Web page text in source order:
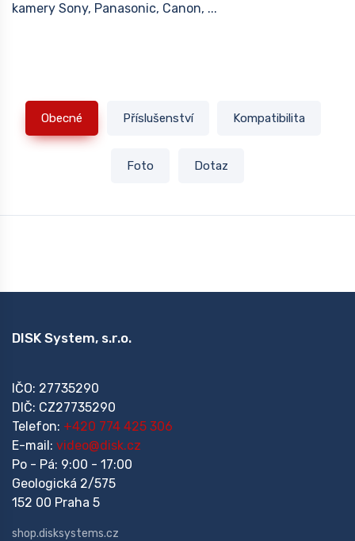
kamery Sony, Panasonic, Canon, ...
Obecné Příslušenství Kompatibilita
Foto Dotaz
DISK System, s.r.o.
IČO: 27735290
DIČ: CZ27735290
Telefon: +420 774 425 306
E-mail: video@disk.cz
Po - Pá: 9:00 - 17:00
Geologická 2/575
152 00 Praha 5
shop.disksystems.cz